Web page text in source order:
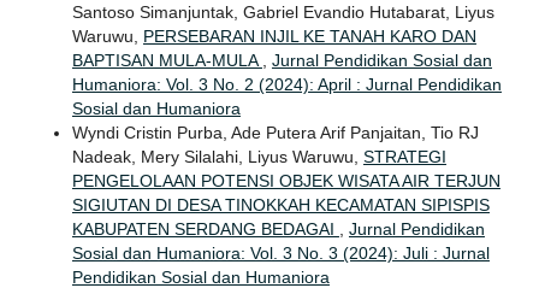
Santoso Simanjuntak, Gabriel Evandio Hutabarat, Liyus
Waruwu, PERSEBARAN INJIL KE TANAH KARO DAN
BAPTISAN MULA-MULA
Jurnal Pendidikan Sosial dan
Humaniora: Vol. 3 No. 2 (2024): April : Jurnal Pendidikan
Sosial dan Humaniora
Wyndi Cristin Purba, Ade Putera Arif Panjaitan, Tio RJ
Nadeak, Mery Silalahi, Liyus Waruwu, STRATEGI
PENGELOLAAN POTENSI OBJEK WISATA AIR TERJUN
SIGIUTAN DI DESA TINOKKAH KECAMATAN SIPISPIS
KABUPATEN SERDANG BEDAGAI
Jurnal Pendidikan
Sosial dan Humaniora: Vol. 3 No. 3 (2024): Juli : Jurnal
Pendidikan Sosial dan Humaniora